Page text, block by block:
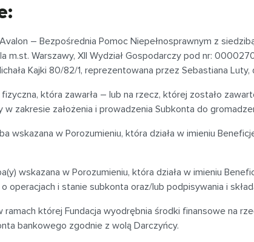
– Bezpośrednia Pomoc Niepełnosprawnym z
m.st. Warszawy, XII Wydział Gospodarczy pod nr:
Kajki 80/82/1, reprezentowana przez Sebastiana Luty,
która zawarła – lub na rzecz, której zostało
zakresie założenia i prowadzenia Subkonta do
wskazana w Porozumieniu, która działa w imieniu
wskazana w Porozumieniu, która działa w imieniu
operacjach i stanie subkonta oraz/lub podpisywania i
ramach której Fundacja wyodrębnia środki finansowe na
bankowego zgodnie z wolą Darczyńcy.